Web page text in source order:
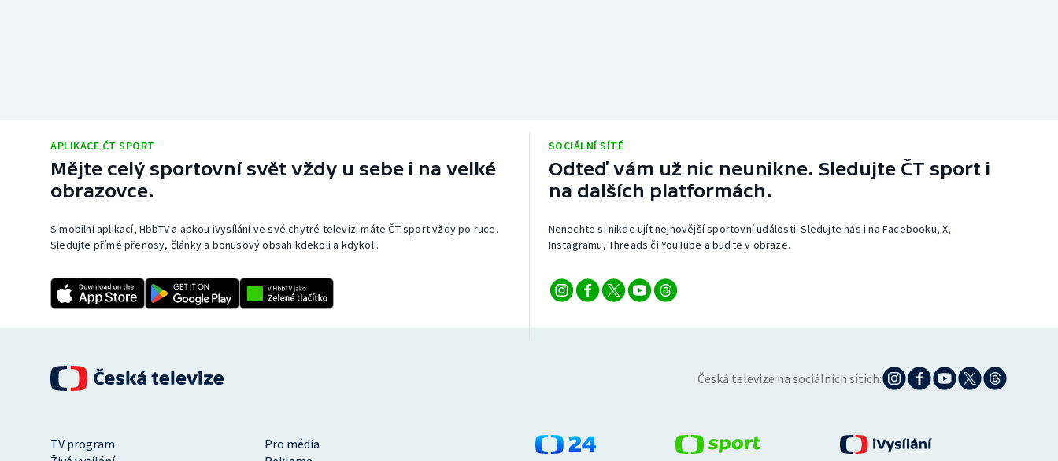
APLIKACE ČT SPORT
Mějte celý sportovní svět vždy u sebe i na velké
obrazovce.
S mobilní aplikací, HbbTV a apkou iVysílání ve své chytré televizi máte ČT sport vždy po ruce.
Sledujte přímé přenosy, články a bonusový obsah kdekoli a kdykoli.
SOCIÁLNÍ SÍTĚ
Odteď vám už nic neunikne. Sledujte ČT sport i
na dalších platformách.
Nenechte si nikde ujít nejnovější sportovní události. Sledujte nás i na Facebooku, X,
Instagramu, Threads či YouTube a buďte v obraze.
Česká televize na sociálních sítích:
TV program
Pro média